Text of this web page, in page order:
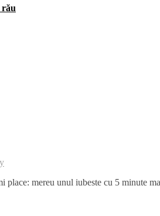
rău
place: mereu unul iubeste cu 5 minute